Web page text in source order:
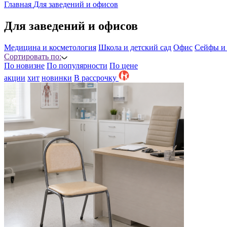
Главная Для заведений и офисов
Для заведений и офисов
Медицина и косметология Школа и детский сад Офис Сейфы и
Сортировать по:
По новизне По популярности По цене
акции хит новинки B рассрочку